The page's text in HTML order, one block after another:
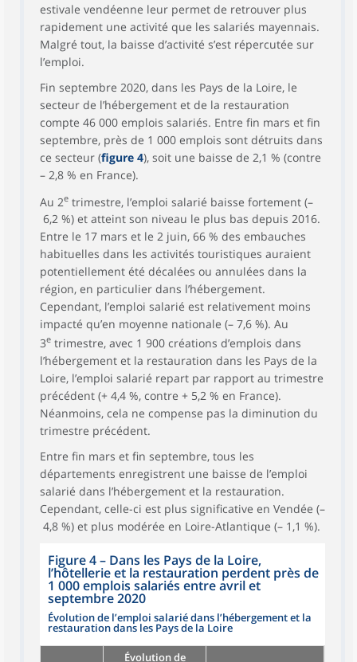
estivale vendéenne leur permet de retrouver plus
rapidement une activité que les salariés mayennais.
Malgré tout, la baisse d’activité s’est répercutée sur
l’emploi.
Fin septembre 2020, dans les Pays de la Loire, le
secteur de l’hébergement et de la restauration
compte 46 000 emplois salariés. Entre fin mars et fin
septembre, près de 1 000 emplois sont détruits dans
ce secteur (figure 4), soit une baisse de 2,1 % (contre
– 2,8 % en France).
Au 2e trimestre, l’emploi salarié baisse fortement (–
6,2 %) et atteint son niveau le plus bas depuis 2016.
Entre le 17 mars et le 2 juin, 66 % des embauches
habituelles dans les activités touristiques auraient
potentiellement été décalées ou annulées dans la
région, en particulier dans l’hébergement.
Cependant, l’emploi salarié est relativement moins
impacté qu’en moyenne nationale (– 7,6 %). Au
3e trimestre, avec 1 900 créations d’emplois dans
l’hébergement et la restauration dans les Pays de la
Loire, l’emploi salarié repart par rapport au trimestre
précédent (+ 4,4 %, contre + 5,2 % en France).
Néanmoins, cela ne compense pas la diminution du
trimestre précédent.
Entre fin mars et fin septembre, tous les
départements enregistrent une baisse de l’emploi
salarié dans l’hébergement et la restauration.
Cependant, celle-ci est plus significative en Vendée (–
4,8 %) et plus modérée en Loire-Atlantique (– 1,1 %).
Figure 4– Dans les Pays de la Loire,
l’hôtellerie et la restauration perdent près de
1 000 emplois salariés entre avril et
septembre 2020
Évolution de l’emploi salarié dans l’hébergement et la
restauration dans les Pays de la Loire
Évolution de